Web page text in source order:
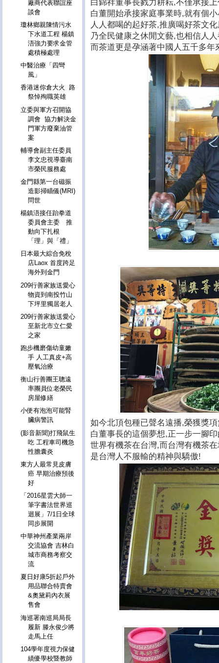
白錦祥董事長戮力耕耘,不僅承接
白董開始承接家庭事業時,就有個
人人都喝的起好茶,推廣喝好茶文
乃全民健康之休閒文藝,也相信人
而茶道更是孕涵著中國人五千多
如今北頂包種已聲名遠播,榮獲獎
白董事長的這個夢想,正一步一腳
世界有機茶在台灣,而台灣有機茶
是台灣人不服輸的精神與驕傲!
廠商代表聯誼座
談會
瓊林鄉親陳情污水
下水道工程 楊鎮
浯強力要求金管
處積極處理
中醫治療「四彎
風」
香港迷你倉大火 路
祭悼殉職英雄
立委與軍方召開協
調會 協力解決金
門軍方廢棄油管
案
輔導會副主任委員
李文忠視導臺南
市榮民服務處
金門縣第一台磁振
造影掃瞄儀(MRI)
問世
楊鎮浯接任跆拳道
委員會主委 推
動向下扎根
「理」與「禮」
日本最大綜合免稅
店Laox 首度跨足
海外到金門
209行善家族送愛心
物資到南投竹山
下坪里獨居老人
209行善家族送愛心
至新北市立仁愛
之家
跑步機磨傷幼童嫩
手 人工真皮+高
壓氧治療
衡山行善團王聰遠
率團員位老榮民
房屋修繕
小便有泡泡可能腎
臟病警訊
(影音新聞)打飛鼠生
吃 工程車司機急
性膽囊炎
東方人最常見皮膚
癌 早期治療預後
好
「2016星雲大師一
筆字書法世界巡
迴展」7/1日全球
同步展開
中華神州產業兩岸
交流協會 吉林白
城市商務考察交
流
夏日好康5折起戶外
用品聯合特賣會
&奧黛莉內衣展
售會
海巡署南巡局局長
履新 滕永俊少將
走馬上任
104學年度視力保健
績優學校暨教師